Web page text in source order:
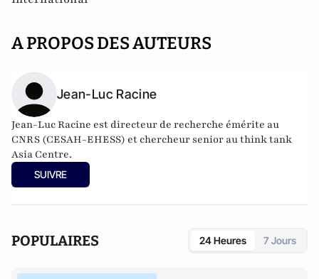
A PROPOS DES AUTEURS
Jean-Luc Racine
Jean-Luc Racine est directeur de recherche émérite au
CNRS (CESAH-EHESS) et chercheur senior au think tank
Asia Centre.
SUIVRE
POPULAIRES 24 Heures 7 Jours